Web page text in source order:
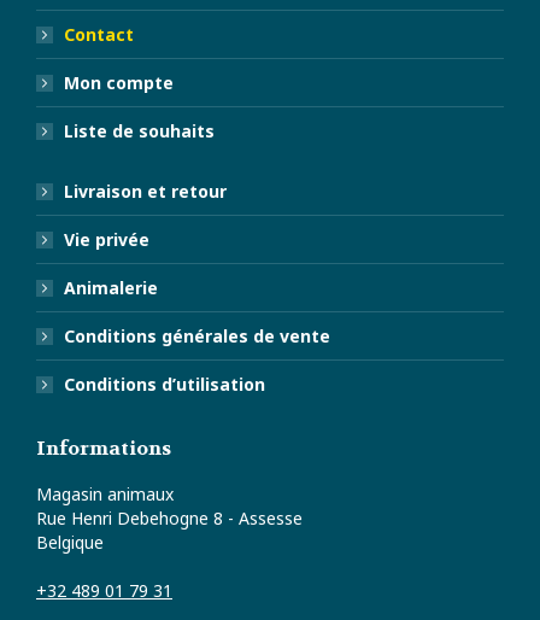
Contact
Mon compte
Liste de souhaits
Livraison et retour
Vie privée
Animalerie
Conditions générales de vente
Conditions d’utilisation
Informations
Magasin animaux
Rue Henri Debehogne 8 - Assesse
Belgique
+32 489 01 79 31